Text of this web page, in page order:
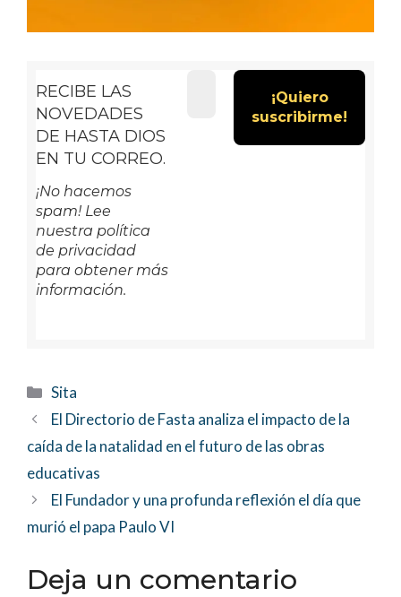
RECIBE LAS
NOVEDADES
DE HASTA DIOS
EN TU CORREO.
¡No hacemos
spam! Lee
nuestra política
de privacidad
para obtener más
información.
Categorías
Sita
El Directorio de Fasta analiza el impacto de la
caída de la natalidad en el futuro de las obras
educativas
El Fundador y una profunda reflexión el día que
murió el papa Paulo VI
Deja un comentario